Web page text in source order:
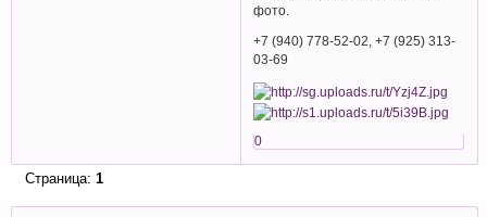
фото.
+7 (940) 778-52-02, +7 (925) 313-
03-69
0
Страница: 1